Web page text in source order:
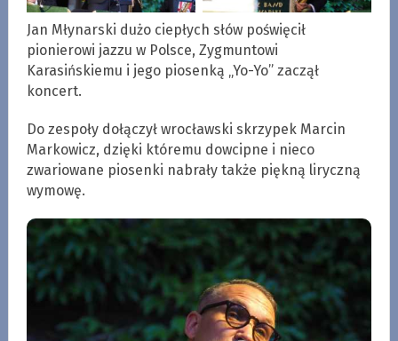
Jan Młynarski dużo ciepłych słów poświęcił
pionierowi jazzu w Polsce, Zygmuntowi
Karasińskiemu i jego piosenką „Yo-Yo” zaczął
koncert.
Do zespoły dołączył wrocławski skrzypek Marcin
Markowicz, dzięki któremu dowcipne i nieco
zwariowane piosenki nabrały także piękną liryczną
wymowę.